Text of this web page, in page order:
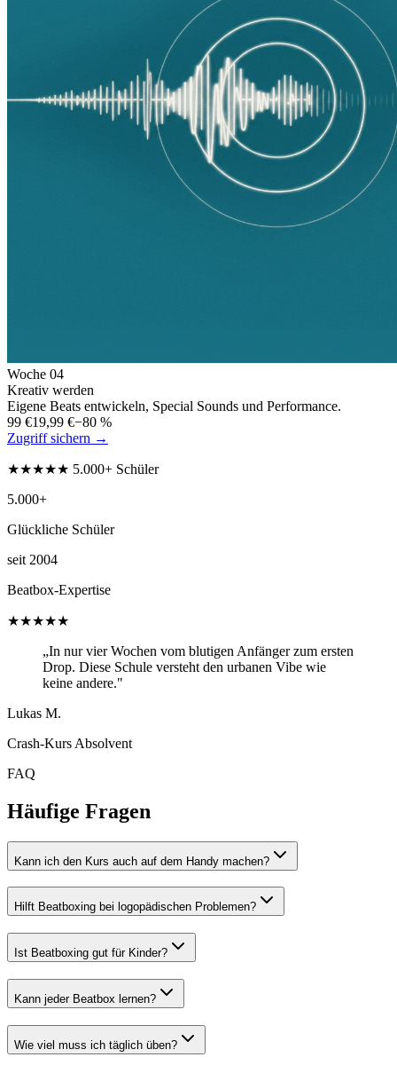
Woche 04
Kreativ werden
Eigene Beats entwickeln, Special Sounds und Performance.
99 €19,99 €−80 %
Zugriff sichern →
★★★★★ 5.000+ Schüler
5.000+
Glückliche Schüler
seit 2004
Beatbox-Expertise
★★★★★
„In nur vier Wochen vom blutigen Anfänger zum ersten
Drop. Diese Schule versteht den urbanen Vibe wie
keine andere."
Lukas M.
Crash-Kurs Absolvent
FAQ
Häufige Fragen
Kann ich den Kurs auch auf dem Handy machen?
Hilft Beatboxing bei logopädischen Problemen?
Ist Beatboxing gut für Kinder?
Kann jeder Beatbox lernen?
Wie viel muss ich täglich üben?